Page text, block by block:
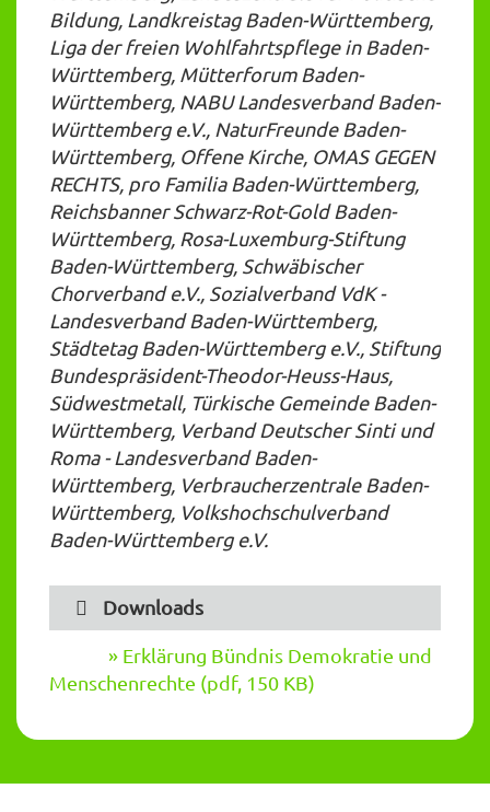
Bildung, Landkreistag Baden-Württemberg,
Liga der freien Wohlfahrtspflege in Baden-
Württemberg, Mütterforum Baden-
Württemberg, NABU Landesverband Baden-
Württemberg e.V., NaturFreunde Baden-
Württemberg, Offene Kirche, OMAS GEGEN
RECHTS, pro Familia Baden-Württemberg,
Reichsbanner Schwarz-Rot-Gold Baden-
Württemberg, Rosa-Luxemburg-Stiftung
Baden-Württemberg, Schwäbischer
Chorverband e.V., Sozialverband VdK -
Landesverband Baden-Württemberg,
Städtetag Baden-Württemberg e.V., Stiftung
Bundespräsident-Theodor-Heuss-Haus,
Südwestmetall, Türkische Gemeinde Baden-
Württemberg, Verband Deutscher Sinti und
Roma - Landesverband Baden-
Württemberg, Verbraucherzentrale Baden-
Württemberg, Volkshochschulverband
Baden-Württemberg e.V.
Downloads
Erklärung Bündnis Demokratie und
Menschenrechte (pdf, 150 KB)